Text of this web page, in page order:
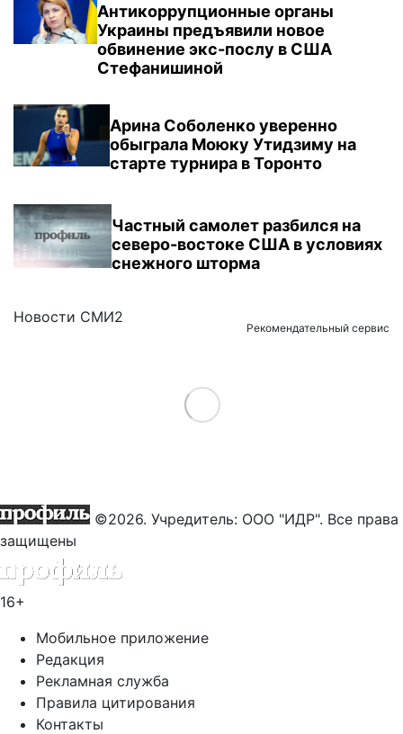
Антикоррупционные органы
Украины предъявили новое
обвинение экс-послу в США
Стефанишиной
Арина Соболенко уверенно
обыграла Моюку Утидзиму на
старте турнира в Торонто
Частный самолет разбился на
северо-востоке США в условиях
снежного шторма
Новости СМИ2
Рекомендательный сервис
Load More
©2026. Учредитель: ООО "ИДР". Все права
защищены
16+
Мобильное приложение
Редакция
Рекламная служба
Правила цитирования
Контакты